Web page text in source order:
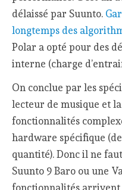
délaissé par Suunto.
longtemps des
Polar a opté pour des
interne (charge
On conclue par les
lecteur de musique et
fonctionnalités
hardware spécifique
quantité). Donc il ne
Suunto 9 Baro ou une